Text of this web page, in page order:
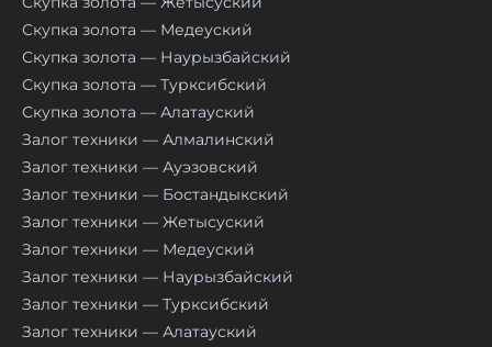
Скупка золота — Медеуский
Скупка золота — Наурызбайский
Скупка золота — Турксибский
Скупка золота — Алатауский
Залог техники — Алмалинский
Залог техники — Ауэзовский
Залог техники — Бостандыкский
Залог техники — Жетысуский
Залог техники — Медеуский
Залог техники — Наурызбайский
Залог техники — Турксибский
Залог техники — Алатауский